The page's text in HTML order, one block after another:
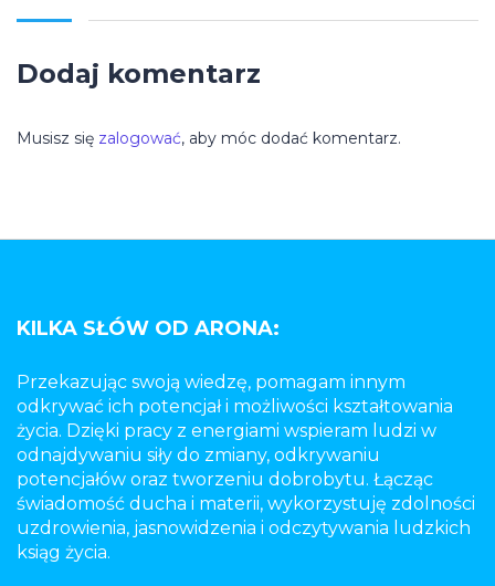
Dodaj komentarz
Musisz się zalogować, aby móc dodać komentarz.
KILKA SŁÓW OD ARONA:
Przekazując swoją wiedzę, pomagam innym
odkrywać ich potencjał i możliwości kształtowania
życia. Dzięki pracy z energiami wspieram ludzi w
odnajdywaniu siły do zmiany, odkrywaniu
potencjałów oraz tworzeniu dobrobytu. Łącząc
świadomość ducha i materii, wykorzystuję zdolności
uzdrowienia, jasnowidzenia i odczytywania ludzkich
ksiąg życia.